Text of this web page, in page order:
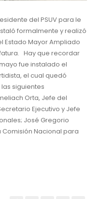
del PSUV para le
formalmente y realizó
Estado Mayor Ampliado
Hay que recordar
fue instalado el
el cual quedó
siguientes
Orta, Jefe del
Ejecutivo y Jefe
José Gregorio
Nacional para